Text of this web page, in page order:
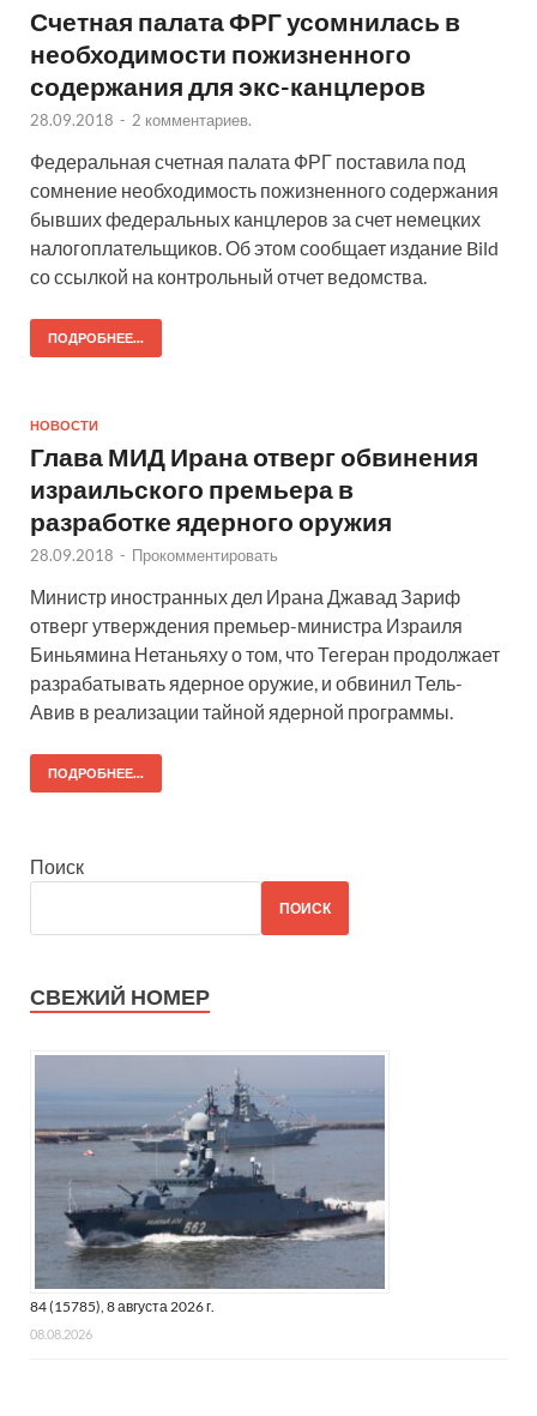
Счетная палата ФРГ усомнилась в
необходимости пожизненного
содержания для экс-канцлеров
28.09.2018 - 2 комментариев.
Федеральная счетная палата ФРГ поставила под
сомнение необходимость пожизненного содержания
бывших федеральных канцлеров за счет немецких
налогоплательщиков. Об этом сообщает издание Bild
со ссылкой на контрольный отчет ведомства.
ПОДРОБНЕЕ...
НОВОСТИ
Глава МИД Ирана отверг обвинения
израильского премьера в
разработке ядерного оружия
28.09.2018 - Прокомментировать
Министр иностранных дел Ирана Джавад Зариф
отверг утверждения премьер-министра Израиля
Биньямина Нетаньяху о том, что Тегеран продолжает
разрабатывать ядерное оружие, и обвинил Тель-
Авив в реализации тайной ядерной программы.
ПОДРОБНЕЕ...
Поиск
ПОИСК
СВЕЖИЙ НОМЕР
84 (15785), 8 августа 2026 г.
08.08.2026